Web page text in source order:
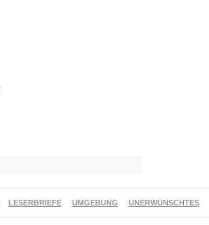
LESERBRIEFE UMGEBUNG UNERWÜNSCHTES